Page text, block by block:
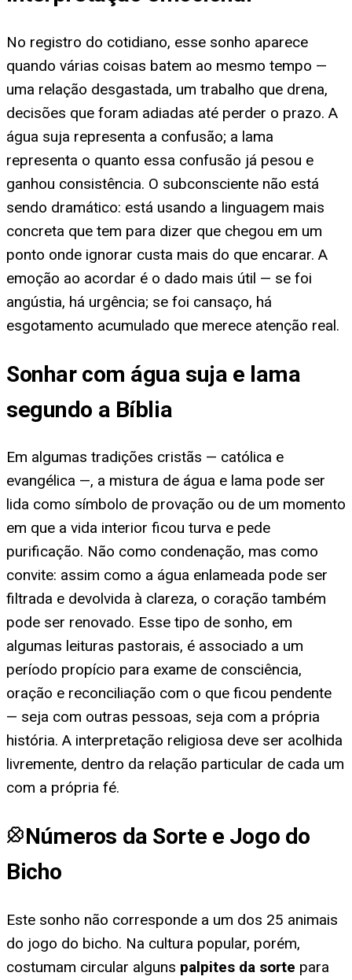
No registro do cotidiano, esse sonho aparece
quando várias coisas batem ao mesmo tempo —
uma relação desgastada, um trabalho que drena,
decisões que foram adiadas até perder o prazo. A
água suja representa a confusão; a lama
representa o quanto essa confusão já pesou e
ganhou consistência. O subconsciente não está
sendo dramático: está usando a linguagem mais
concreta que tem para dizer que chegou em um
ponto onde ignorar custa mais do que encarar. A
emoção ao acordar é o dado mais útil — se foi
angústia, há urgência; se foi cansaço, há
esgotamento acumulado que merece atenção real.
Sonhar com água suja e lama
segundo a Bíblia
Em algumas tradições cristãs — católica e
evangélica —, a mistura de água e lama pode ser
lida como símbolo de provação ou de um momento
em que a vida interior ficou turva e pede
purificação. Não como condenação, mas como
convite: assim como a água enlameada pode ser
filtrada e devolvida à clareza, o coração também
pode ser renovado. Esse tipo de sonho, em
algumas leituras pastorais, é associado a um
período propício para exame de consciência,
oração e reconciliação com o que ficou pendente
— seja com outras pessoas, seja com a própria
história. A interpretação religiosa deve ser acolhida
livremente, dentro da relação particular de cada um
com a própria fé.
Números da Sorte e Jogo do
Bicho
Este sonho não corresponde a um dos 25 animais
do jogo do bicho. Na cultura popular, porém,
costumam circular alguns palpites da sorte para